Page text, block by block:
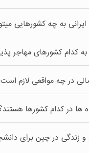
ایرانی به چه کشورهایی
به کدام کشورهای مهاجر
در چه مواقعی لازم
و کانادا است.
ها در کدام کشورها
جهانی در رتبه های برتر
زندگی در چین برای